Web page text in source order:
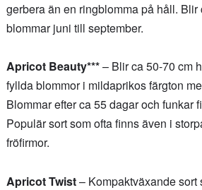
gerbera än en ringblomma på håll. Blir
blommar juni till september.
Apricot Beauty***– Blir ca 50-70 cm
fyllda blommor i mildaprikos färgton
Blommar efter ca 55 dagar och funkar
Populär sort som ofta finns även i
fröfirmor.
Apricot Twist– Kompaktväxande sort